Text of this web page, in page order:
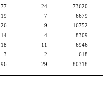
77 24
73620
19 7
6679
26 9
16752
14 4
8309
18 11
6946
3 2
618
96 29 80318